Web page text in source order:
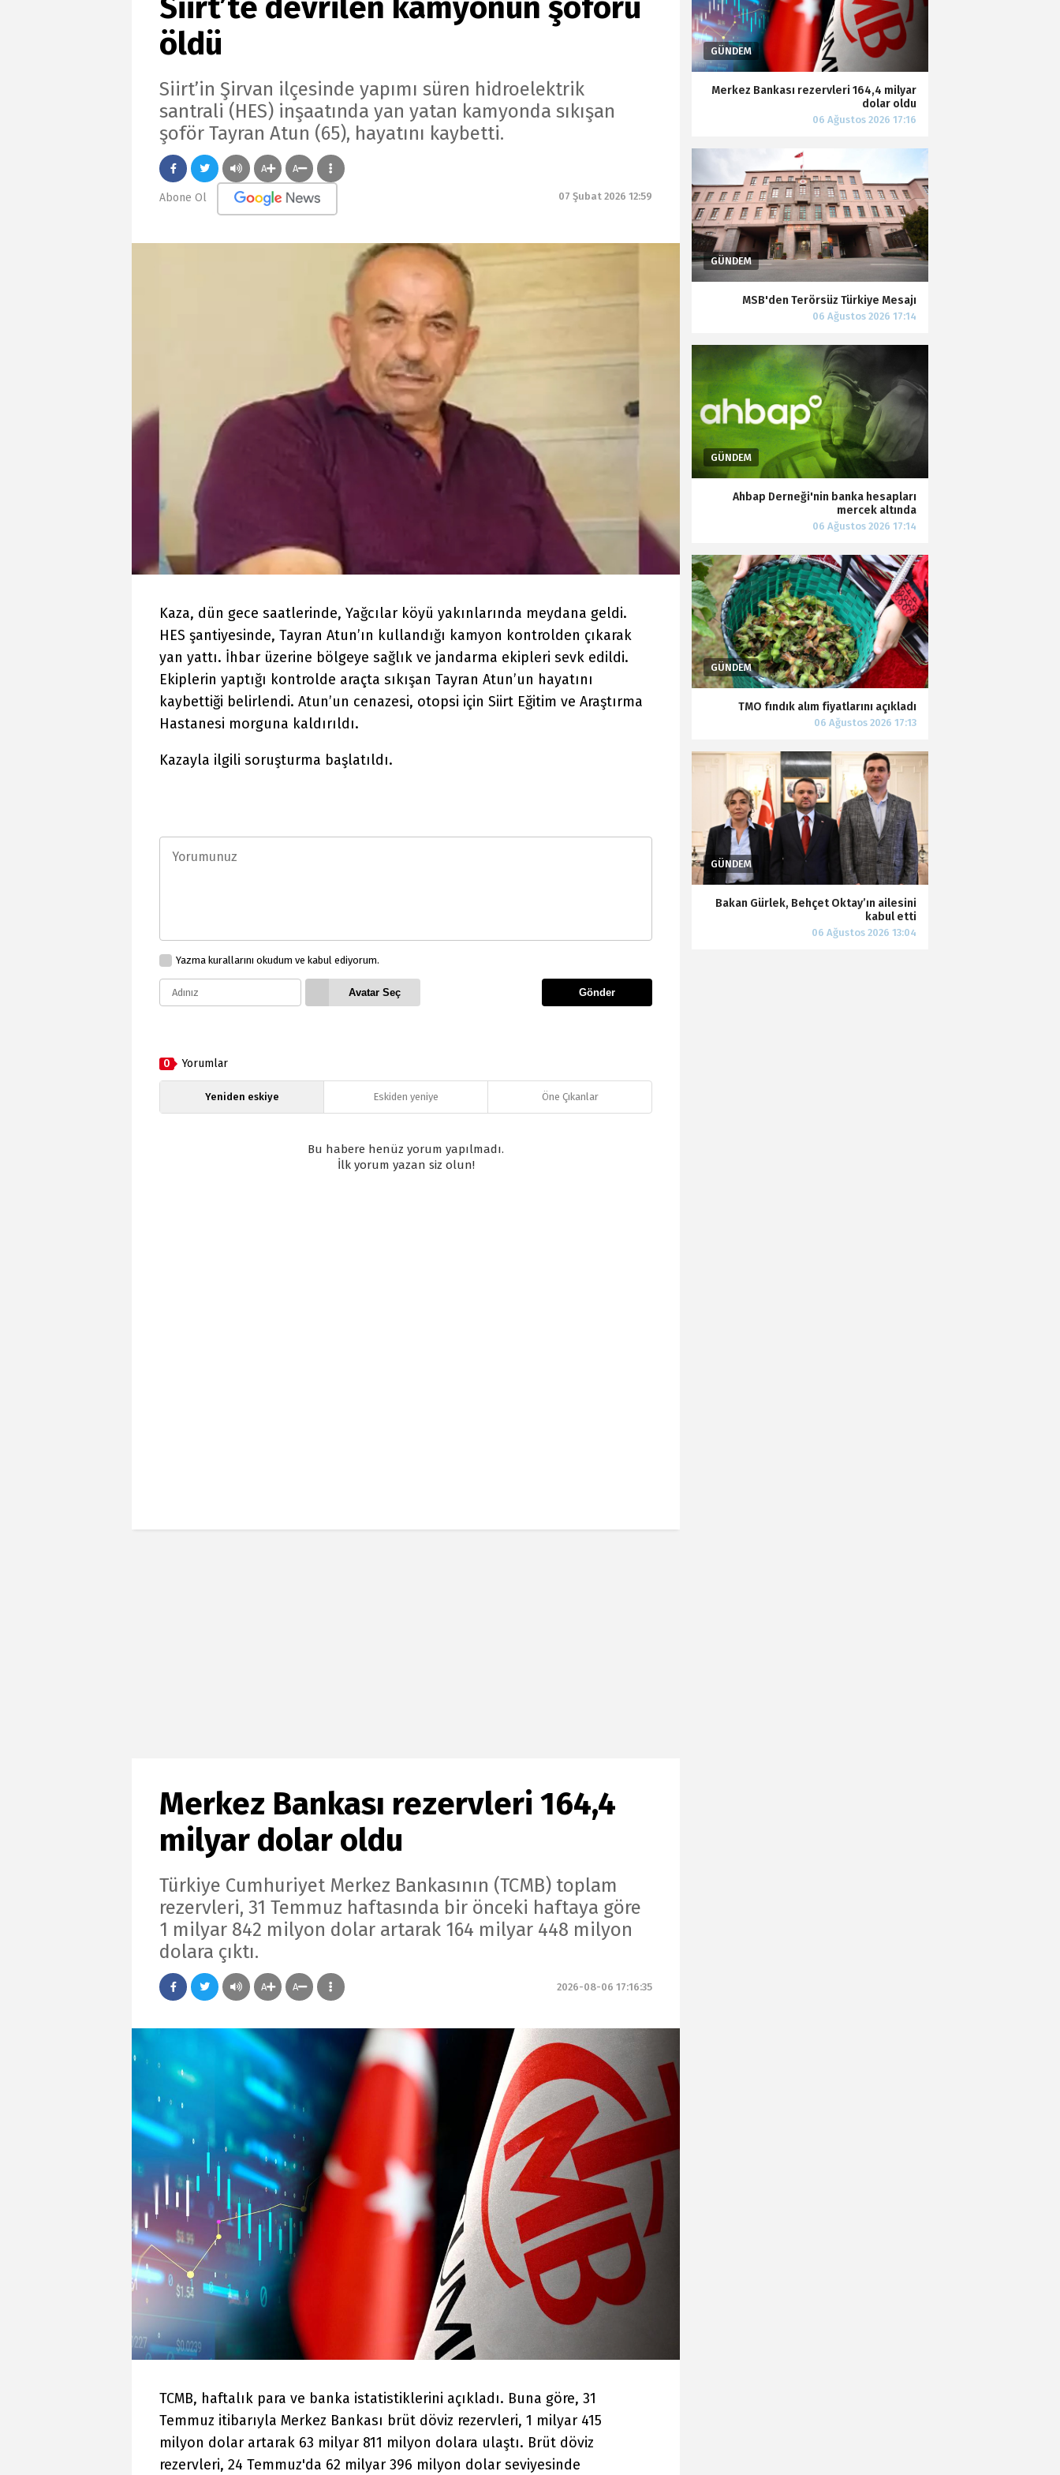
Siirt’te devrilen kamyonun şoförü
öldü
Siirt’in Şirvan ilçesinde yapımı süren hidroelektrik
santrali (HES) inşaatında yan yatan kamyonda sıkışan
şoför Tayran Atun (65), hayatını kaybetti.
A A
Abone Ol 07 Şubat 2026 12:59
Kaza, dün gece saatlerinde, Yağcılar köyü yakınlarında meydana geldi.
HES şantiyesinde, Tayran Atun’ın kullandığı kamyon kontrolden çıkarak
yan yattı. İhbar üzerine bölgeye sağlık ve jandarma ekipleri sevk edildi.
Ekiplerin yaptığı kontrolde araçta sıkışan Tayran Atun’un hayatını
kaybettiği belirlendi. Atun’un cenazesi, otopsi için Siirt Eğitim ve Araştırma
Hastanesi morguna kaldırıldı.
Kazayla ilgili soruşturma başlatıldı.
Yazma kurallarını okudum ve kabul ediyorum.
Avatar Seç Gönder
0 Yorumlar
Yeniden eskiye Eskiden yeniye Öne Çıkanlar
Bu habere henüz yorum yapılmadı.
İlk yorum yazan siz olun!
Merkez Bankası rezervleri 164,4
milyar dolar oldu
Türkiye Cumhuriyet Merkez Bankasının (TCMB) toplam
rezervleri, 31 Temmuz haftasında bir önceki haftaya göre
1 milyar 842 milyon dolar artarak 164 milyar 448 milyon
dolara çıktı.
A A 2026-08-06 17:16:35
TCMB, haftalık para ve banka istatistiklerini açıkladı. Buna göre, 31
Temmuz itibarıyla Merkez Bankası brüt döviz rezervleri, 1 milyar 415
milyon dolar artarak 63 milyar 811 milyon dolara ulaştı. Brüt döviz
rezervleri, 24 Temmuz'da 62 milyar 396 milyon dolar seviyesinde
Merkez Bankası rezervleri 164,4 milyar
dolar oldu
MSB'den Terörsüz Türkiye Mesajı
Ahbap Derneği'nin banka hesapları
mercek altında
TMO fındık alım fiyatlarını açıkladı
Bakan Gürlek, Behçet Oktay’ın ailesini
kabul etti